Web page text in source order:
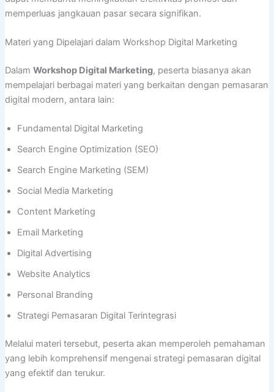
memperluas jangkauan pasar secara signifikan.
Materi yang Dipelajari dalam Workshop Digital Marketing
Dalam Workshop Digital Marketing, peserta biasanya akan
mempelajari berbagai materi yang berkaitan dengan pemasaran
digital modern, antara lain:
Fundamental Digital Marketing
Search Engine Optimization (SEO)
Search Engine Marketing (SEM)
Social Media Marketing
Content Marketing
Email Marketing
Digital Advertising
Website Analytics
Personal Branding
Strategi Pemasaran Digital Terintegrasi
Melalui materi tersebut, peserta akan memperoleh pemahaman
yang lebih komprehensif mengenai strategi pemasaran digital
yang efektif dan terukur.